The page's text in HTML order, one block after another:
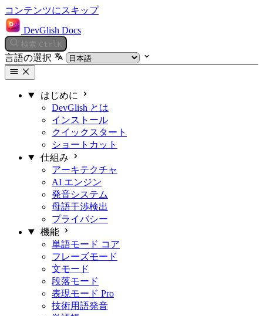
コンテンツにスキップ
DevGlish Docs
検索 Ctrl K
言語の選択
はじめに
DevGlish とは
インストール
クイックスタート
ショートカット
仕組み
アーキテクチャ
AI エンジン
発音システム
母語干渉検出
プライバシー
機能
単語モード コア
フレーズモード
文モード
段落モード
表現モード Pro
技術用語発音